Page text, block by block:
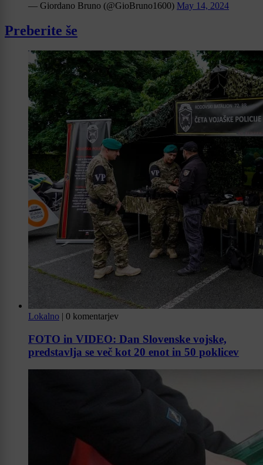
— Giordano Bruno (@GioBruno1600) May 14, 2024
Preberite še
Lokalno | 0 komentarjev
FOTO in VIDEO: Dan Slovenske vojske,
predstavlja se več kot 20 enot in 50 poklicev